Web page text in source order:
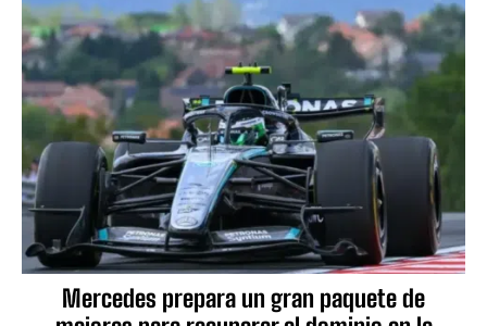
Mercedes prepara un gran paquete de